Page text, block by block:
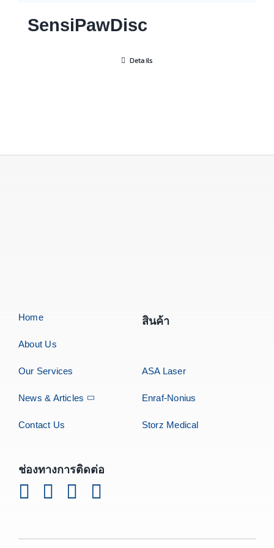
SensiPawDisc
Details
Home
About Us
Our Services
News & Articles
Contact Us
สินค้า
ASA Laser
Enraf-Nonius
Storz Medical
ช่องทางการติดต่อ